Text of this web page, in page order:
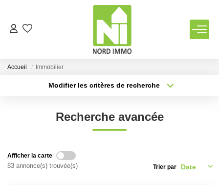
VENTES
NOTRE AGENCE
Accueil Immobilier
Modifier les critères de recherche
Recherche avancée
Afficher la carte
83 annonce(s) trouvée(s) Trier par